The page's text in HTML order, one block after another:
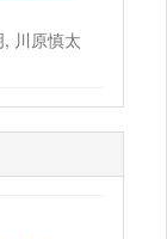
川原慎太